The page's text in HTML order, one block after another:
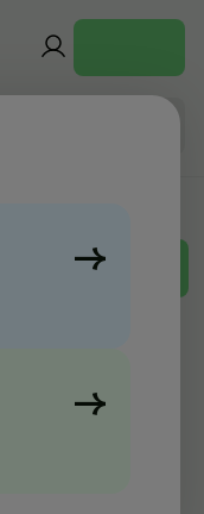
→
→